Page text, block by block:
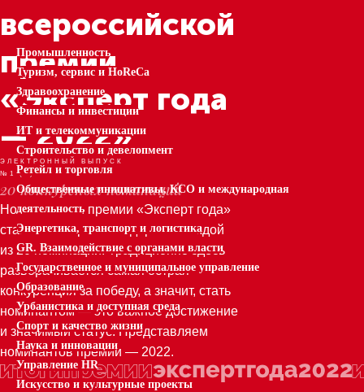
всероссийской
премии
«Эксперт года
— 2022»
ЭЛЕКТРОННЫЙ ВЫПУСК
№1 (5) АВГУСТ 2022
20 конкурсных номинаций
Номинантами премии «Эксперт года»
становится тройка лидеров в каждой
из 20 номинаций. Традиционно здесь
разворачивается самая острая
конкуренция за победу, а значит, стать
номинантом — это важное достижение
и значимый статус. Представляем
номинантов премии — 2022.
Промышленность
Туризм, сервис и HoReCa
Здравоохранение
Финансы и инвестиции
ИТ и телекоммуникации
Строительство и девелопмент
Ретейл и торговля
Общественные инициативы, КСО и международная
деятельность
Энергетика, транспорт и логистика
GR. Взаимодействие с органами власти
Государственное и муниципальное управление
Образование
Урбанистика и доступная среда
Спорт и качество жизни
Наука и инновации
Управление HR
Искусство и культурные проекты